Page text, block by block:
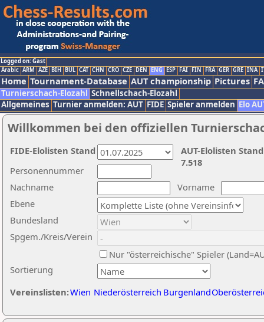
Logged on: Gast
Arabic ARM AZE BIH BUL CAT CHN CRO CZE DEN ENG ESP FAI FIN FRA GER GRE INA
Home Tournament-Database AUT championship Pictures
Turnierschach-Elozahl Schnellschach-Elozahl
Allgemeines Turnier anmelden: AUT FIDE Spieler anmelden Elo
Willkommen bei den offiziellen
Nachname
Vorname
Ebene
Sortierung
Personennummer
Bundesland
Spgem./Kreis/Verein
Nur "österreichische" Spieler
Vereinslisten:Wien Niederösterreich Burgenland
AUT-Elolisten
7.518
FIDE-Elolisten Stand